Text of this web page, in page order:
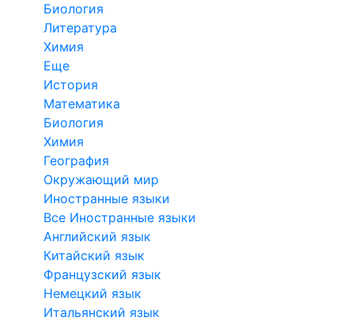
Биология
Литература
Химия
Еще
История
Математика
Биология
Химия
География
Окружающий мир
Иностранные языки
Все Иностранные языки
Английский язык
Китайский язык
Французский язык
Немецкий язык
Итальянский язык